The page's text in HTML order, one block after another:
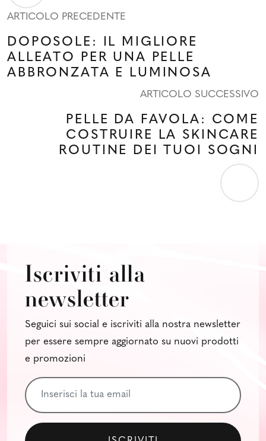
ARTICOLO PRECEDENTE
DOPOSOLE: IL MIGLIORE
ALLEATO PER UNA PELLE
ABBRONZATA E LUMINOSA
ARTICOLO SUCCESSIVO
PELLE DA FAVOLA: COME
COSTRUIRE LA SKINCARE
ROUTINE DEI TUOI SOGNI
Iscriviti alla
newsletter
Seguici sui social e iscriviti alla nostra newsletter
per essere sempre aggiornato su nuovi prodotti
e promozioni